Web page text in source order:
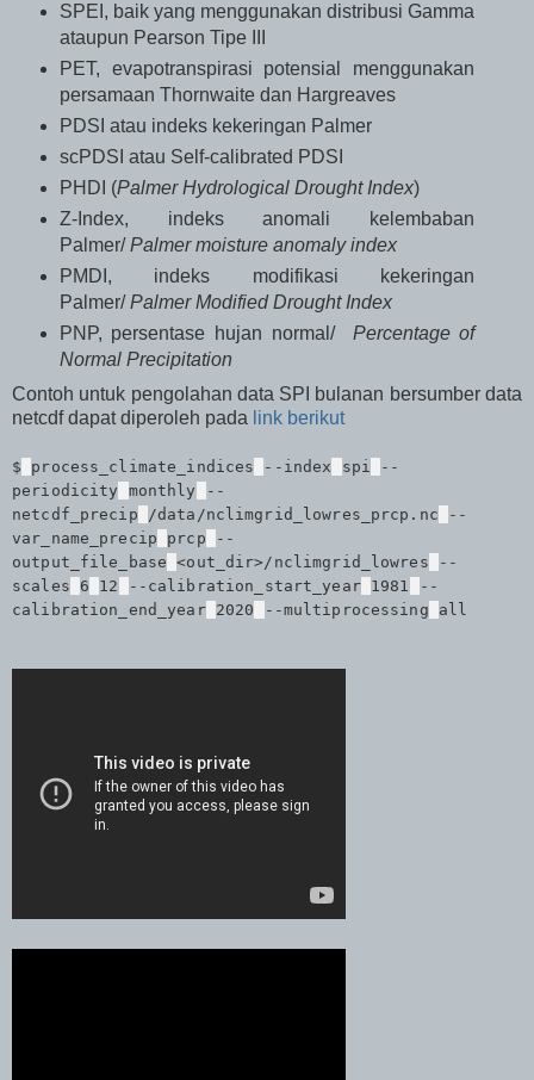
SPEI, baik yang menggunakan distribusi Gamma
ataupun Pearson Tipe III
PET, evapotranspirasi potensial menggunakan
persamaan Thornwaite dan Hargreaves
PDSI atau indeks kekeringan Palmer
scPDSI atau Self-calibrated PDSI
PHDI (Palmer Hydrological Drought Index)
Z-Index, indeks anomali kelembaban
Palmer/Palmer moisture anomaly index
PMDI, indeks modifikasi kekeringan
Palmer/Palmer Modified Drought Index
PNP, persentase hujan normal/
Percentage of
Normal Precipitation
Contoh untuk pengolahan data SPI bulanan bersumber data
netcdf dapat diperoleh pada link berikut
$ process_climate_indices --index spi
--
periodicity
monthly
--
netcdf_precip
/data/nclimgrid_lowres_prcp.nc
--
var_name_precip
prcp
--
output_file_base
<out_dir>/nclimgrid_lowres
--
scales
6 12 --calibration_start_year 1981
--
calibration_end_year
2020 --multiprocessing all